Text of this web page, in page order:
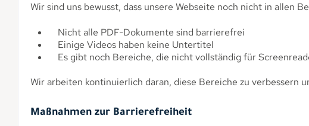
Wir sind uns bewusst, dass unsere Webseite noch nicht in allen
Nicht alle PDF-Dokumente sind barrierefrei
Einige Videos haben keine Untertitel
Es gibt noch Bereiche, die nicht vollständig für
Wir arbeiten kontinuierlich daran, diese Bereiche zu verbessern
Maßnahmen zur Barrierefreiheit